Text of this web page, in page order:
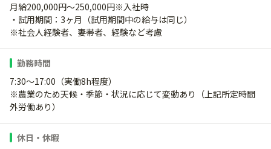
月給200,000円～250,000円※入社時
・試用期間：3ヶ月（試用期間中の給与は同じ）
※社会人経験者、妻帯者、経験など考慮
勤務時間
7:30～17:00（実働8h程度）
※農業のため天候・季節・状況に応じて変動あり（上記所定時間
外労働あり）
休日・休暇